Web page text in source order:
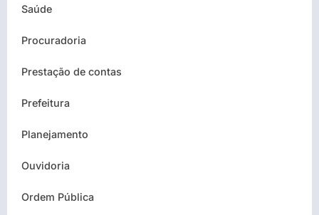
Saúde
Procuradoria
Prestação de contas
Prefeitura
Planejamento
Ouvidoria
Ordem Pública